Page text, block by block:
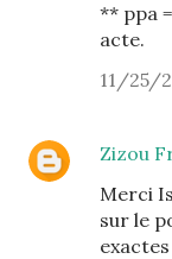
** ppa
acte.
11/25/
Zizou
Merci
sur le